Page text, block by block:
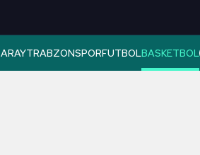
TRABZONSPORFUTBOLBASKETBOL